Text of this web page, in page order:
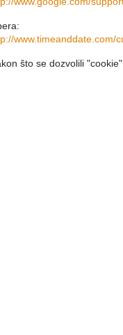
www.timeanddate.com/
što se dozvolili